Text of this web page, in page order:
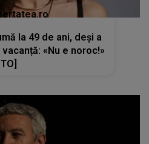
la 49 de ani, deși a
«Nu e noroc!»